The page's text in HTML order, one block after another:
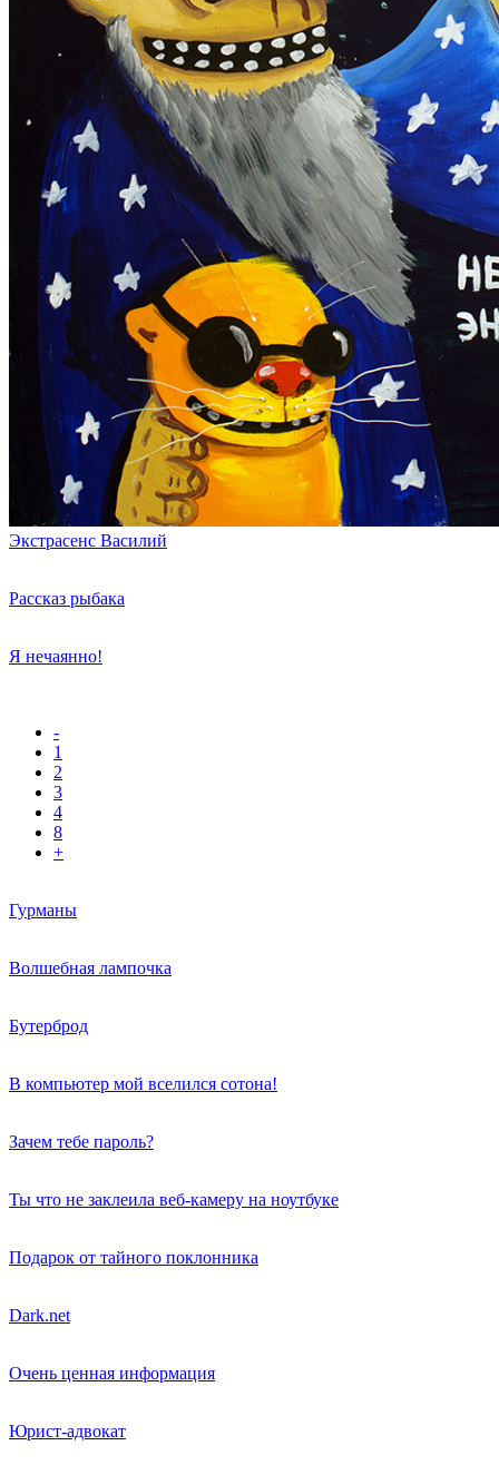
Экстрасенс Василий
Рассказ рыбака
Я нечаянно!
-
1
2
3
4
8
+
Гурманы
Волшебная лампочка
Бутерброд
В компьютер мой вселился сотона!
Зачем тебе пароль?
Ты что не заклеила веб-камеру на ноутбуке
Подарок от тайного поклонника
Dark.net
Очень ценная информация
Юрист-адвокат